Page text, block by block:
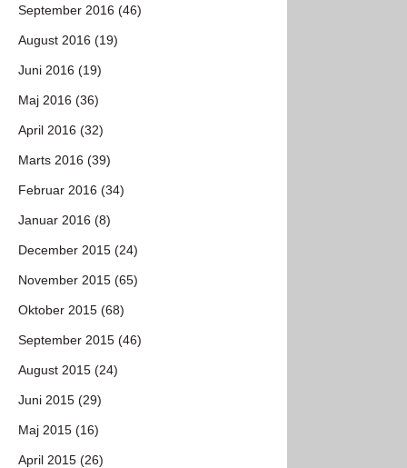
September 2016 (46)
August 2016 (19)
Juni 2016 (19)
Maj 2016 (36)
April 2016 (32)
Marts 2016 (39)
Februar 2016 (34)
Januar 2016 (8)
December 2015 (24)
November 2015 (65)
Oktober 2015 (68)
September 2015 (46)
August 2015 (24)
Juni 2015 (29)
Maj 2015 (16)
April 2015 (26)